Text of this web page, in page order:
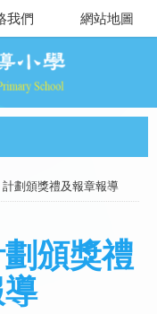
我們 網站地圖
計劃頒獎禮及報章報導
劃頒獎禮